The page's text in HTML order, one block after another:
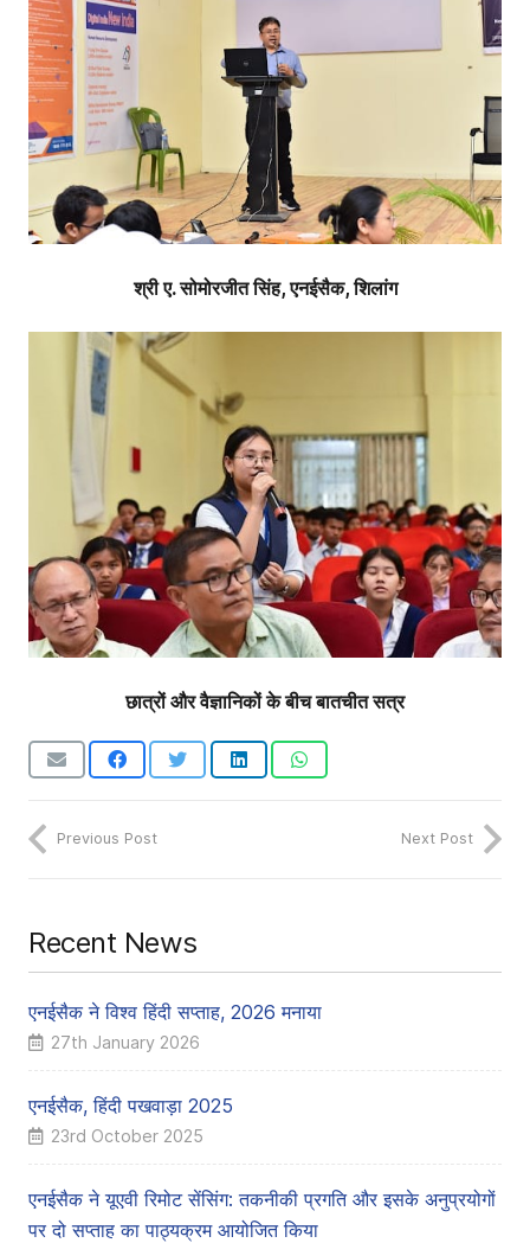
श्री ए. सोमोरजीत सिंह, एनईसैक, शिलांग
छात्रों और वैज्ञानिकों के बीच बातचीत सत्र
Previous Post Next Post
Recent News
एनईसैक ने विश्व हिंदी सप्ताह, 2026 मनाया
27th January 2026
एनईसैक, हिंदी पखवाड़ा 2025
23rd October 2025
एनईसैक ने यूएवी रिमोट सेंसिंग: तकनीकी प्रगति और इसके अनुप्रयोगों
पर दो सप्ताह का पाठ्यक्रम आयोजित किया